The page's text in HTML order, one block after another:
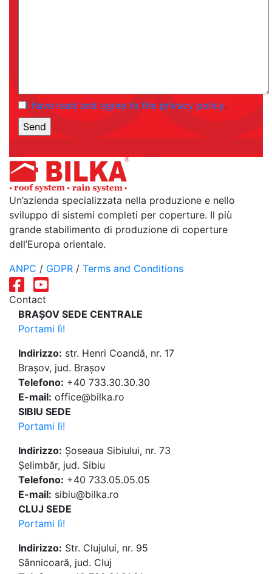
I have read and agree to the privacy policy.
Un’azienda specializzata nella produzione e nello
sviluppo di sistemi completi per coperture. Il più
grande stabilimento di produzione di coperture
dell’Europa orientale.
ANPC / GDPR / Terms and Conditions
Contact
BRAȘOV SEDE CENTRALE
Portami lì!
Indirizzo: str. Henri Coandă, nr. 17
Brașov, jud. Brașov
Telefono: +40 733.30.30.30
E-mail: office@bilka.ro
SIBIU SEDE
Portami lì!
Indirizzo: Șoseaua Sibiului, nr. 73
Șelimbăr, jud. Sibiu
Telefono: +40 733.05.05.05
E-mail: sibiu@bilka.ro
CLUJ SEDE
Portami lì!
Indirizzo: Str. Clujului, nr. 95
Sânnicoară, jud. Cluj